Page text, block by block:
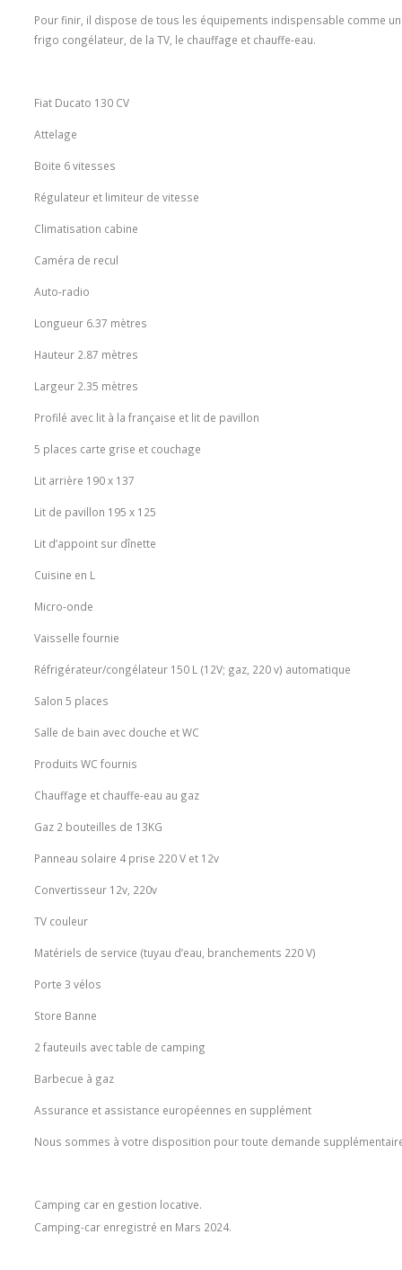
Pour finir, il dispose de tous les équipements indispensable comme
frigo congélateur, de la TV, le chauffage et chauffe-eau.
Fiat Ducato 130 CV
Attelage
Boite 6 vitesses
Régulateur et limiteur de vitesse
Climatisation cabine
Caméra de recul
Auto-radio
Longueur 6.37 mètres
Hauteur 2.87 mètres
Largeur 2.35 mètres
Profilé avec lit à la française et lit de pavillon
5 places carte grise et couchage
Lit arrière 190 x 137
Lit de pavillon 195 x 125
Lit d’appoint sur dînette
Cuisine en L
Micro-onde
Vaisselle fournie
Réfrigérateur/congélateur 150 L (12V; gaz, 220 v) automatique
Salon 5 places
Salle de bain avec douche et WC
Produits WC fournis
Chauffage et chauffe-eau au gaz
Gaz 2 bouteilles de 13KG
Panneau solaire 4 prise 220 V et 12v
Convertisseur 12v, 220v
TV couleur
Matériels de service (tuyau d’eau, branchements 220 V)
Porte 3 vélos
Store Banne
2 fauteuils avec table de camping
Barbecue à gaz
Assurance et assistance européennes en supplément
Nous sommes à votre disposition pour toute demande
Camping car en gestion locative.
Camping-car enregistré en Mars 2024.